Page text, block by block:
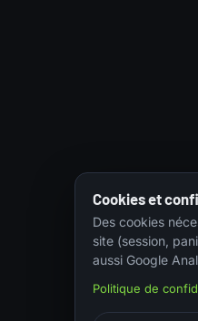
Cookies et
Des cookies
site (session,
aussi Google
Politique de